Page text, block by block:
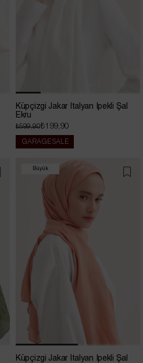
Küpçizgi Jakar İtalyan İpekli Şal
Ekru
₺199,90
₺599,90
GARAGE SALE
Küpçizgi Jakar İtalyan İpekli Şal
Büyük
İndirim